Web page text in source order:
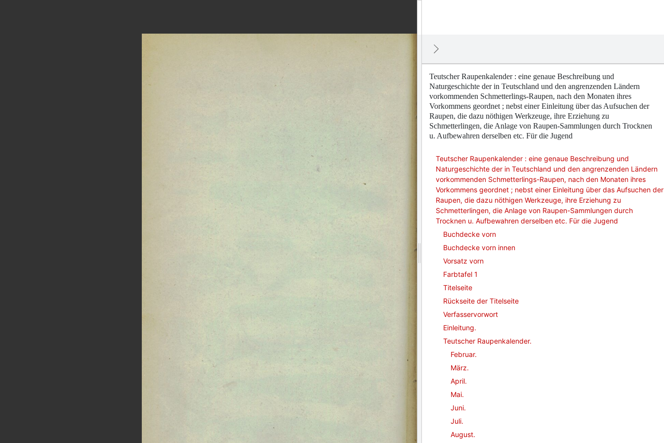
Teutscher Raupenkalender : eine genaue Beschreibung und
Naturgeschichte der in Teutschland und den angrenzenden Ländern
vorkommenden Schmetterlings-Raupen, nach den Monaten ihres
Vorkommens geordnet ; nebst einer Einleitung über das Aufsuchen der
Raupen, die dazu nöthigen Werkzeuge, ihre Erziehung zu
Schmetterlingen, die Anlage von Raupen-Sammlungen durch Trocknen
u. Aufbewahren derselben etc. Für die Jugend
Teutscher Raupenkalender : eine genaue Beschreibung und
Naturgeschichte der in Teutschland und den angrenzenden Ländern
vorkommenden Schmetterlings-Raupen, nach den Monaten ihres
Vorkommens geordnet ; nebst einer Einleitung über das Aufsuchen der
Raupen, die dazu nöthigen Werkzeuge, ihre Erziehung zu
Schmetterlingen, die Anlage von Raupen-Sammlungen durch
Trocknen u. Aufbewahren derselben etc. Für die Jugend
Buchdecke vorn
Buchdecke vorn innen
Vorsatz vorn
Farbtafel 1
Titelseite
Rückseite der Titelseite
Verfasservorwort
Einleitung.
Teutscher Raupenkalender.
Februar.
März.
April.
Mai.
Juni.
Juli.
August.